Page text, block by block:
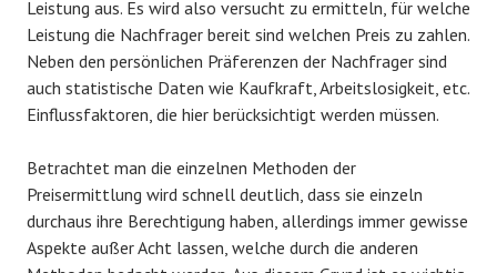
Leistung aus. Es wird also versucht zu ermitteln, für welche
Leistung die Nachfrager bereit sind welchen Preis zu zahlen.
Neben den persönlichen Präferenzen der Nachfrager sind
auch statistische Daten wie Kaufkraft, Arbeitslosigkeit, etc.
Einflussfaktoren, die hier berücksichtigt werden müssen.
Betrachtet man die einzelnen Methoden der
Preisermittlung wird schnell deutlich, dass sie einzeln
durchaus ihre Berechtigung haben, allerdings immer gewisse
Aspekte außer Acht lassen, welche durch die anderen